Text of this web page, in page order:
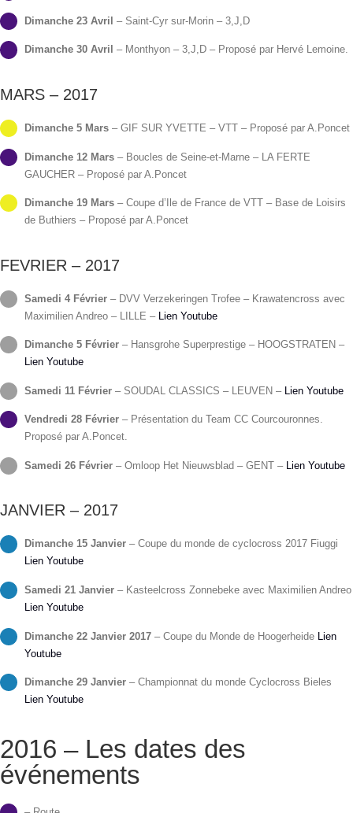
Dimanche 23 Avril – Saint-Cyr sur-Morin – 3,J,D
Dimanche 30 Avril – Monthyon – 3,J,D – Proposé par Hervé Lemoine.
MARS – 2017
Dimanche 5 Mars – GIF SUR YVETTE – VTT – Proposé par A.Poncet
Dimanche 12 Mars – Boucles de Seine-et-Marne – LA FERTE
GAUCHER – Proposé par A.Poncet
Dimanche 19 Mars – Coupe d’Ile de France de VTT – Base de Loisirs
de Buthiers – Proposé par A.Poncet
FEVRIER – 2017
Samedi 4 Février – DVV Verzekeringen Trofee – Krawatencross avec
Maximilien Andreo – LILLE – Lien Youtube
Dimanche 5 Février – Hansgrohe Superprestige – HOOGSTRATEN –
Lien Youtube
Samedi 11 Février – SOUDAL CLASSICS – LEUVEN – Lien Youtube
Vendredi 28 Février – Présentation du Team CC Courcouronnes.
Proposé par A.Poncet.
Samedi 26 Février – Omloop Het Nieuwsblad – GENT – Lien Youtube
JANVIER – 2017
Dimanche 15 Janvier – Coupe du monde de cyclocross 2017 Fiuggi
Lien Youtube
Samedi 21 Janvier – Kasteelcross Zonnebeke avec Maximilien Andreo
Lien Youtube
Dimanche 22 Janvier 2017 – Coupe du Monde de Hoogerheide Lien
Youtube
Dimanche 29 Janvier – Championnat du monde Cyclocross Bieles
Lien Youtube
2016 – Les dates des
événements